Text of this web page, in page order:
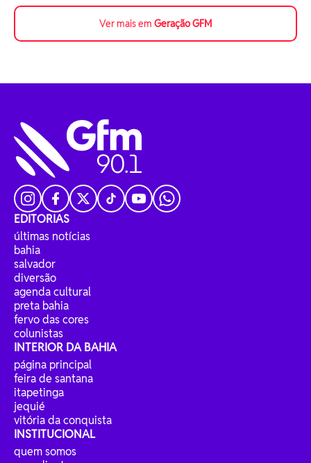
Ver mais em Geração GFM
EDITORIAS
últimas notícias
bahia
salvador
diversão
agenda cultural
preta bahia
fervo das cores
colunistas
INTERIOR DA BAHIA
página principal
feira de santana
itapetinga
jequié
vitória da conquista
INSTITUCIONAL
quem somos